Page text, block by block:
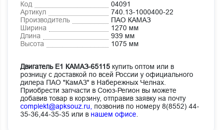
Код
04091
Артикул
740.13-1000400-22
Производитель
ПАО КАМАЗ
Ширина
1270 мм
Длина
939 мм
Высота
1075 мм
Двигатель Е1 КАМАЗ-65115 купить оптом или в
розницу с доставкой по всей России у официального
дилера ПАО "КамАЗ" в Набережных Челнах.
Приобрести запчасти в Союз-Регион вы можете
добавив товар в корзину, отправив заявку на почту
complekt@apksouz.ru,
позвонив по номеру 8(8552) 44-
35-36,44-35-35 или в нашем офисе